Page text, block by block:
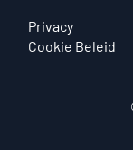
Privacy
Cookie Beleid